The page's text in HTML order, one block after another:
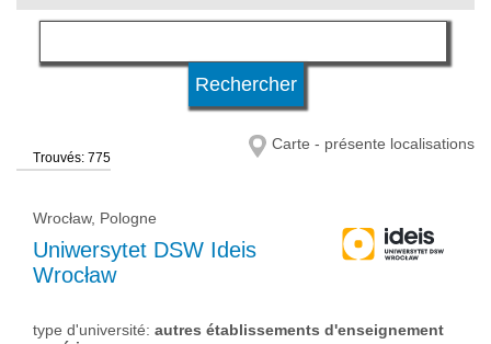
langue
statut d'université
Trouvés: 775
Carte - présente localisations
Wrocław, Pologne
Uniwersytet DSW Ideis
Wrocław
type d'université: autres établissements d'enseignement